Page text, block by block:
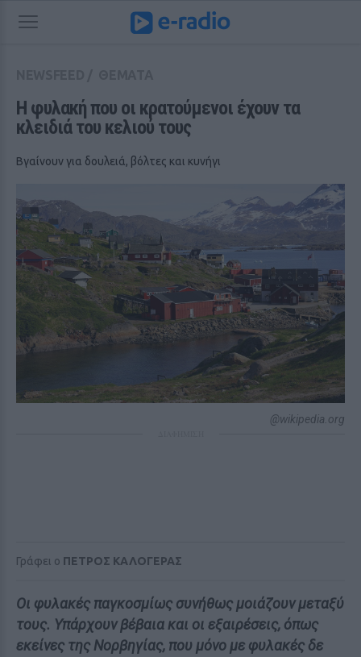
Η φυλακή που οι κρατούμενοι έχουν τα
κλειδιά του κελιού τους
Βγαίνουν για δουλειά, βόλτες και κυνήγι
@wikipedia.org
Γράφει ο ΠΕΤΡΟΣ ΚΑΛΟΓΕΡΑΣ
Οι φυλακές παγκοσμίως συνήθως μοιάζουν μεταξύ
τους. Υπάρχουν βέβαια και οι εξαιρέσεις, όπως
εκείνες της Νορβηγίας, που μόνο με φυλακές δε